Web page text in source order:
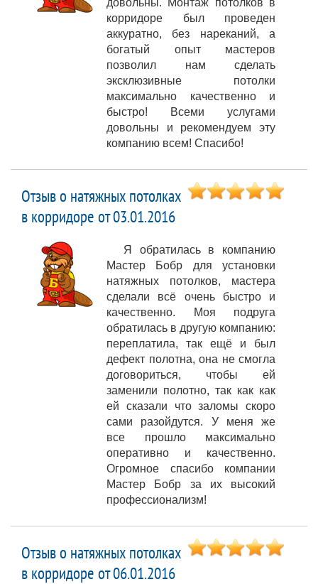
корридоре был проведен
аккуратно, без нареканий, а
богатый опыт мастеров
позволил нам сделать
эксклюзивные потолки
максимально качественно и
быстро! Всеми услугами
довольны и рекомендуем эту
компанию всем! Спасибо!
Отзыв о натяжных потолках
в корридоре от 03.01.2016
Я обратилась в компанию
Мастер Бобр для установки
натяжных потолков, мастера
сделали всё очень быстро и
качественно. Моя подруга
обратилась в другую компанию:
переплатила, так ещё и был
дефект полотна, она не смогла
договориться, чтобы ей
заменили полотно, так как как
ей сказали что заломы скоро
сами разойдутся. У меня же
все прошло максимально
оперативно и качественно.
Огромное спасибо компании
Мастер Бобр за их высокий
профессионализм!
Отзыв о натяжных потолках
в корридоре от 06.01.2016